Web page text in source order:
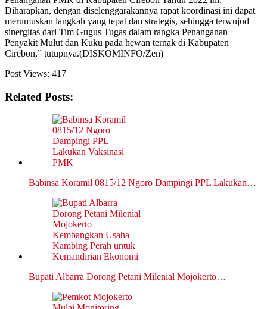
Diharapkan, dengan diselenggarakannya rapat koordinasi ini dapat
merumuskan langkah yang tepat dan strategis, sehingga terwujud
sinergitas dari Tim Gugus Tugas dalam rangka Penanganan
Penyakit Mulut dan Kuku pada hewan ternak di Kabupaten
Cirebon,” tutupnya.(DISKOMINFO/Zen)
Post Views: 417
Related Posts:
Babinsa Koramil 0815/12 Ngoro Dampingi PPL Lakukan…
Bupati Albarra Dorong Petani Milenial Mojokerto…